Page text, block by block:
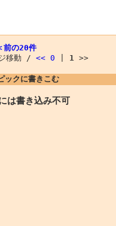
前の20件
ジ移動 / << 0 1 >>
ックに書きこむ
は書き込み不可